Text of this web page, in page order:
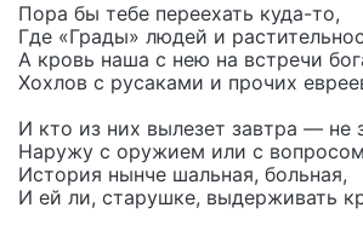
Пора бы тебе переехать куда-то,
Где «Грады» людей и
А кровь наша с нею на встречи
Хохлов с русаками и прочих
И кто из них вылезет завтра —
Наружу с оружием или с
История нынче шальная, больная,
И ей ли, старушке, выдерживать